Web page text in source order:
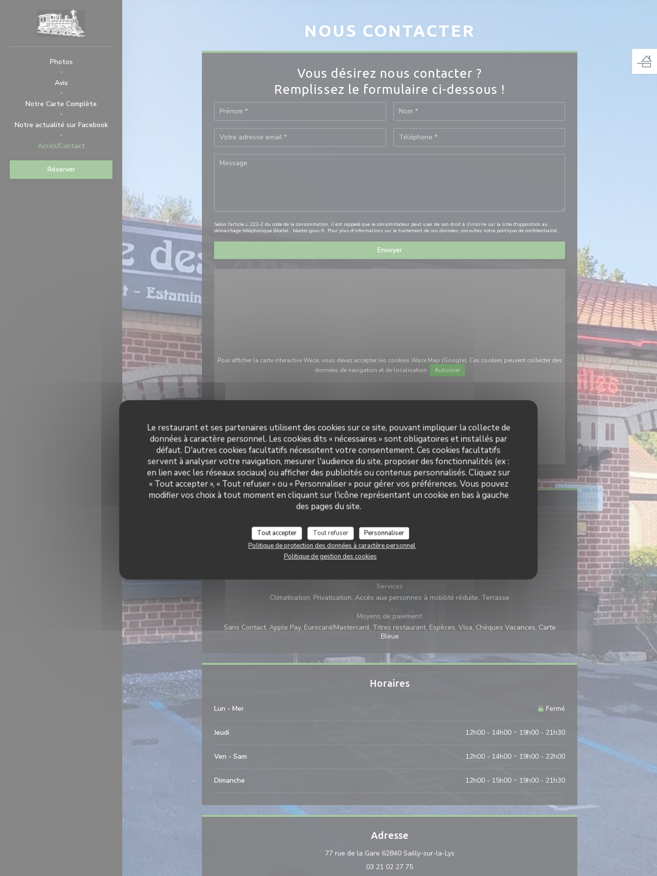
Le restaurant et ses partenaires utilisent des cookies sur ce site, pouvant impliquer la collecte de
données à caractère personnel. Les cookies dits « nécessaires » sont obligatoires et installés par
défaut. D'autres cookies facultatifs nécessitent votre consentement. Ces cookies facultatifs
servent à analyser votre navigation, mesurer l'audience du site, proposer des fonctionnalités (ex :
en lien avec les réseaux sociaux) ou afficher des publicités ou contenus personnalisés. Cliquez sur
« Tout accepter », « Tout refuser » ou « Personnaliser » pour gérer vos préférences. Vous pouvez
modifier vos choix à tout moment en cliquant sur l'icône représentant un cookie en bas à gauche
des pages du site.
Tout accepter Tout refuser
Personnaliser
Politique de protection des données à caractère personnel
Politique de gestion des cookies
Photos
Avis
Notre Carte Complète
Notre actualité sur Facebook((ouvre une nouvelle fenêtre))
Accès/Contact
Réserver
NOUS CONTACTER
Vous désirez nous contacter ?
Remplissez le formulaire ci-dessous !
Selon l'article L.223-2 du code de la consommation, il est rappelé que le consommateur peut user de son droit à s'inscrire sur la liste d'opposition au
démarchage téléphonique Bloctel : bloctel.gouv.fr. Pour plus d'informations sur le traitement de vos données, consultez notre politique de confidentialité.
Pour afficher la carte interactive Waze, vous devez accepter les cookies Waze Map (Google). Ces cookies peuvent collecter des
données de navigation et de localisation.
Autoriser
Infos pratiques
Cuisine
Atypique, Fait maison, Produits frais, Traditionnel, Terroir
Type de restaurant
Services
Climatisation, Privatisation, Accès aux personnes à mobilité réduite, Terrasse
Moyens de paiement
Sans Contact, Apple Pay, Eurocard/Mastercard, Titres restaurant, Espèces, Visa, Chèques Vacances, Carte
Bleue
Horaires
Lun - Mer Fermé
Jeudi 12h00 - 14h00 • 19h00 - 21h30
Ven - Sam 12h00 - 14h00 • 19h00 - 22h00
Dimanche 12h00 - 15h00 • 19h00 - 21h30
Adresse
77 rue de la Gare 62840 Sailly-sur-la-Lys((ouvre une nouvelle fenêtre))
03 21 02 27 75